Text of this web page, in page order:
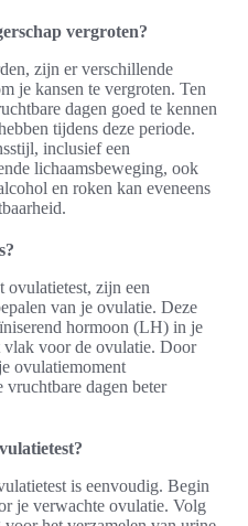
vergroten?
zijn er verschillende
je kansen te vergroten. Ten
dagen goed te kennen
tijdens deze periode.
inclusief een
lichaamsbeweging, ook
en roken kan eveneens
ovulatietest, zijn een
van je ovulatie. Deze
hormoon (LH) in je
voor de ovulatie. Door
ovulatiemoment
dagen beter
is eenvoudig. Begin
je verwachte ovulatie. Volg